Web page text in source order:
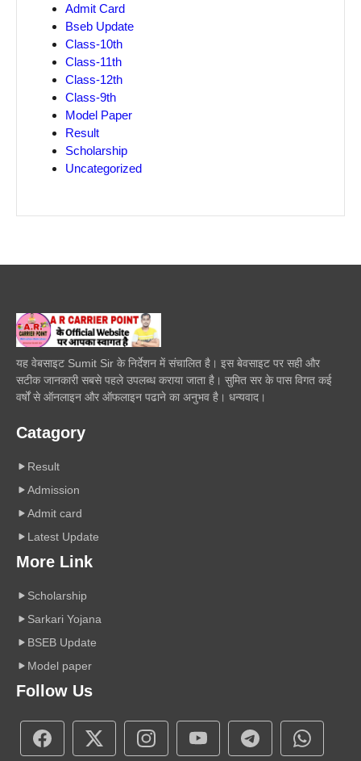
Admit Card
Bseb Update
Class-10th
Class-11th
Class-12th
Class-9th
Model Paper
Result
Scholarship
Uncategorized
यह वेबसाइट Sumit Sir के निर्देशन में संचालित है। इस बेवसाइट पर सही और
सटीक जानकारी सबसे पहले उपलब्ध कराया जाता है। सुमित सर के पास विगत कई
वर्षों से ऑनलाइन और ऑफलाइन पढाने का अनुभव है। धन्यवाद।
Catagory
Result
Admission
Admit card
Latest Update
More Link
Scholarship
Sarkari Yojana
BSEB Update
Model paper
Follow Us